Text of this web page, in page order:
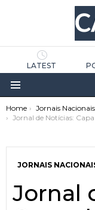
LATEST
Menu
You are here:
Home
Jornais Nacionais
Jornal de Notícias:
JORNAIS
Jornal